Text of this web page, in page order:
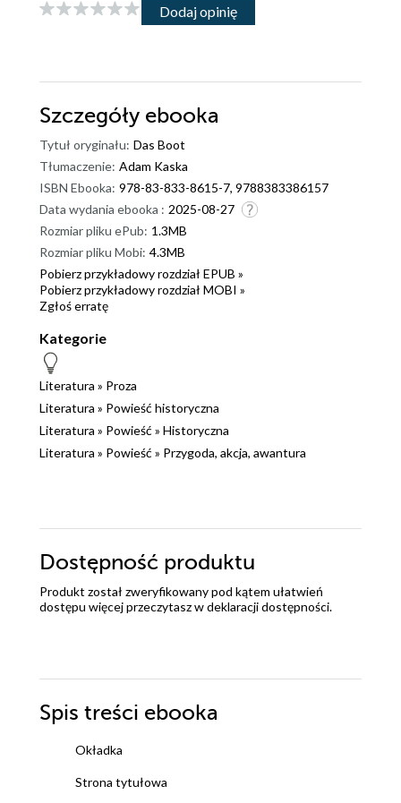
Dodaj opinię
Szczegóły ebooka
Tytuł oryginału: Das Boot
Tłumaczenie: Adam Kaska
ISBN Ebooka: 978-83-833-8615-7, 9788383386157
Data wydania ebooka : 2025-08-27
Rozmiar pliku ePub: 1.3MB
Rozmiar pliku Mobi: 4.3MB
Pobierz przykładowy rozdział EPUB »
Pobierz przykładowy rozdział MOBI »
Zgłoś erratę
Kategorie
Literatura » Proza
Literatura » Powieść historyczna
Literatura » Powieść » Historyczna
Literatura » Powieść » Przygoda, akcja, awantura
Dostępność produktu
Produkt został zweryfikowany pod kątem ułatwień
dostępu więcej przeczytasz wdeklaracji dostępności.
Spis treści ebooka
Okładka
Strona tytułowa